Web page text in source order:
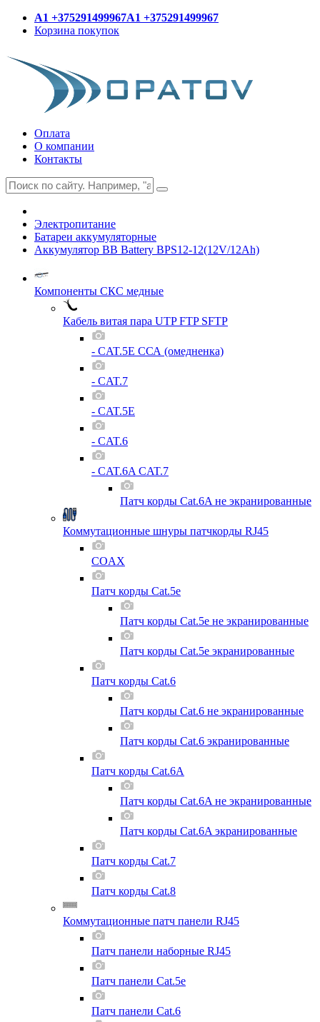
A1 +375291499967A1 +375291499967
Корзина покупок
Оплата
О компании
Контакты
Электропитание
Батареи аккумуляторные
Аккумулятор BB Battery BPS12-12(12V/12Ah)
Компоненты СКС медные
Кабель витая пара UTP FTP SFTP
- CAT.5E ССА (омедненка)
- CAT.7
- CAT.5E
- CAT.6
- CAT.6A CAT.7
Патч корды Cat.6A не экранированные
Коммутационные шнуры патчкорды RJ45
COAX
Патч корды Cat.5e
Патч корды Cat.5e не экранированные
Патч корды Cat.5e экранированные
Патч корды Cat.6
Патч корды Cat.6 не экранированные
Патч корды Cat.6 экранированные
Патч корды Cat.6A
Патч корды Cat.6A не экранированные
Патч корды Cat.6A экранированные
Патч корды Cat.7
Патч корды Cat.8
Коммутационные патч панели RJ45
Патч панели наборные RJ45
Патч панели Cat.5e
Патч панели Cat.6